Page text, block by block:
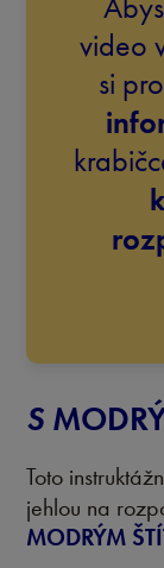
video
si
S
Toto
jehlou na
MODRÝM